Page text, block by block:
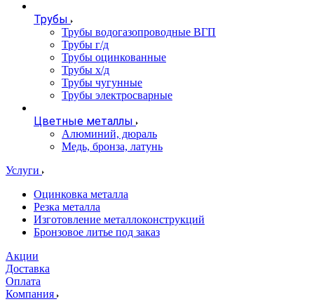
Трубы
Трубы водогазопроводные ВГП
Трубы г/д
Трубы оцинкованные
Трубы х/д
Трубы чугунные
Трубы электросварные
Цветные металлы
Алюминий, дюраль
Медь, бронза, латунь
Услуги
Оцинковка металла
Резка металла
Изготовление металлоконструкций
Бронзовое литье под заказ
Акции
Доставка
Оплата
Компания